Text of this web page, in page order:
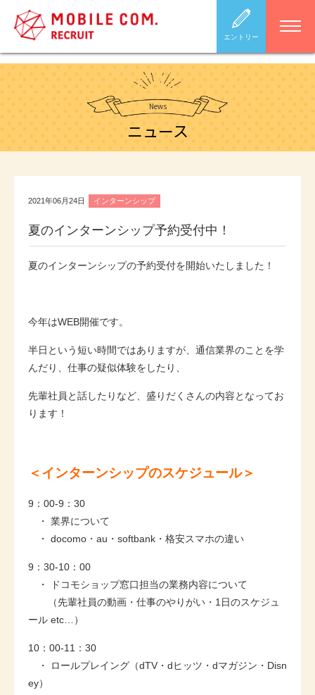
エントリー
News
ニュース
2021年06月24日 インターンシップ
夏のインターンシップ予約受付中！
夏のインターンシップの予約受付を開始いたしました！
今年はWEB開催です。
半日という短い時間ではありますが、通信業界のことを学
んだり、仕事の疑似体験をしたり、
先輩社員と話したりなど、盛りだくさんの内容となってお
ります！
＜インターンシップのスケジュール＞
9：00-9：30
・ 業界について
・ docomo・au・softbank・格安スマホの違い
9：30-10：00
・ ドコモショップ窓口担当の業務内容について
（先輩社員の動画・仕事のやりがい・1日のスケジュ
ール etc…）
10：00-11：30
・ ロールプレイング（dTV・dヒッツ・dマガジン・Disn
ey）